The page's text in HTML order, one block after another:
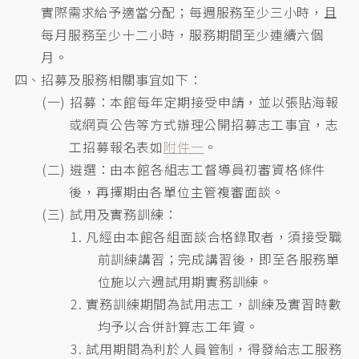
實際需求給予適當分配；每週服務至少三小時，且
每月服務至少十二小時，服務期間至少連續六個
月。
四、招募及服務相關事宜如下：
(一) 招募：本館每年定期接受申請，並以張貼海報
或網頁公告等方式辦理公開招募志工事宜，志
工招募報名表如附件一 。
(二) 遴選：由本館各組志工督導員初審資格條件
後，再擇期由各單位主管複審面談。
(三) 試用及實務訓練：
1. 凡經由本館各組面談合格錄取者，須接受職
前訓練講習；完成講習後，即至各服務單
位施以六週試用期實務訓練。
2. 實務訓練期間為試用志工，訓練及實習時數
均予以合併計算志工年資。
3. 試用期間為利於人員管制，得發給志工服務